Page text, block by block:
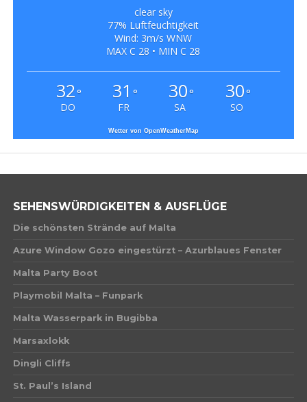
clear sky
77% Luftfeuchtigkeit
Wind: 3m/s WNW
MAX C 28 • MIN C 28
32°
DO
31 °
FR
30°
SA
30°
SO
Wetter von OpenWeatherMap
SEHENSWÜRDIGKEITEN & AUSFLÜGE
Die schönsten Strände auf Malta
Azure Window Gozo eingestürzt – Azurblaues Fenster
Malta Party Boot
Playmobil Malta – Funpark
Malta Wasserpark in Bugibba
Marsaxlokk
Dingli Cliffs
St. Paul’s Island